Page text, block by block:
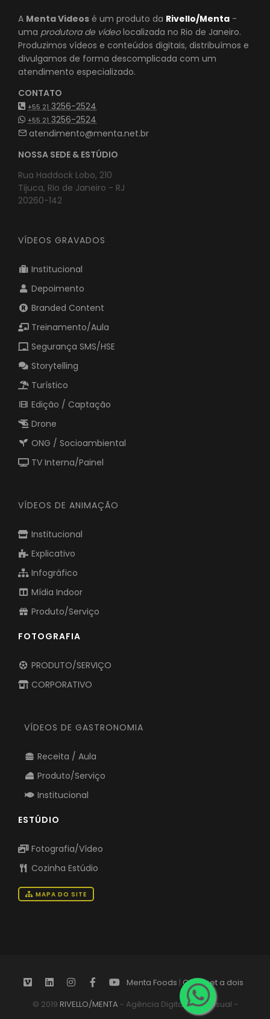
A Menta Videos é um produto da Rivello/Menta -
uma produtora de vídeolocalizada no Rio de Janeiro.
Produzimos vídeos e conteúdos digitais, distribuímos e
divulgamos de forma descomplicada com um
atendimento especializado.
CONTATO
+55 213256-2524
+55 213256-2524
atendimento@menta.net.br
NOSSA SEDE & ESTÚDIO
Rua Haddock Lobo, 210
Tijuca, Rio de Janeiro - RJ
20260-142
VÍDEOS GRAVADOS
Institucional
Depoimento
Branded Content
Treinamento/Aula
Segurança SMS/HSE
Storytelling
Turístico
Edição / Captação
Drone
ONG / Socioambiental
TV Interna/Painel
VÍDEOS DE ANIMAÇÃO
Institucional
Explicativo
Infográfico
Mídia Indoor
Produto/Serviço
FOTOGRAFIA
PRODUTO/SERVIÇO
CORPORATIVO
VÍDEOS DE GASTRONOMIA
Receita / Aula
Produto/Serviço
Institucional
ESTÚDIO
Fotografia/Vídeo
Cozinha Estúdio
MAPA DO SITE
Menta Foods | Gourmet a dois
© 2019 RIVELLO/MENTA - Agência Digital Audiovisual -